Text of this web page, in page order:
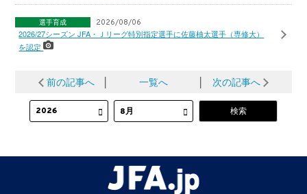
選手育成 2026/08/06
2026/27シーズン JFA・Ｊリーグ特別指定選手に佐藤柚太選手（専修大）
を認定
前の記事へ 一覧へ 次の記事へ